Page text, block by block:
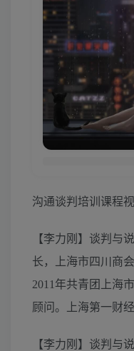
沟通谈判培训课程
【李力刚】谈判与
长，上海市四川商
2011年共青团上海
顾问。上海第一财
【李力刚】谈判与